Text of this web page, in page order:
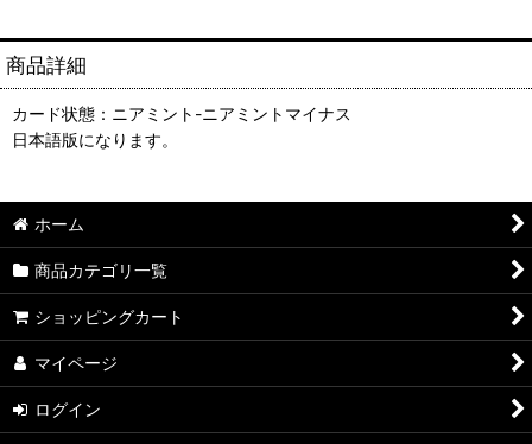
商品詳細
カード状態：ニアミント-ニアミントマイナス
日本語版になります。
ホーム
商品カテゴリ一覧
ショッピングカート
マイページ
ログイン